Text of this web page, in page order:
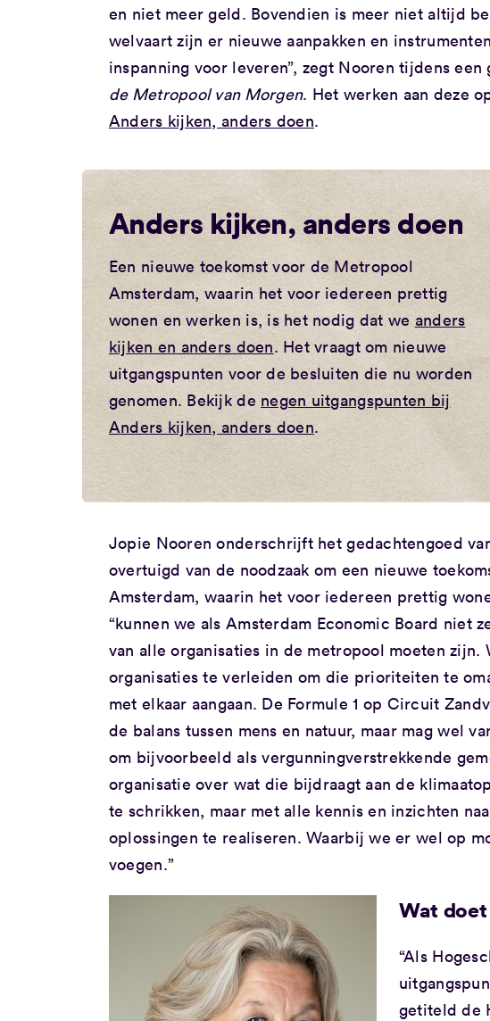
en niet meer geld. Bovendien is meer niet altijd
welvaart zijn er nieuwe aanpakken en
inspanning voor leveren”, zegt Nooren tijdens een
de Metropool van Morgen. Het werken aan deze
Anders kijken, anders doen.
Anders kijken, anders doen
Een nieuwe toekomst voor de Metropool
Amsterdam, waarin het voor iedereen prettig
wonen en werken is, is het nodig dat we anders
kijken en anders doen. Het vraagt om nieuwe
uitgangspunten voor de besluiten die nu worden
genomen. Bekijk de negen uitgangspunten bij
Anders kijken, anders doen.
Jopie Nooren onderschrijft het gedachtengoed
overtuigd van de noodzaak om een nieuwe
Amsterdam, waarin het voor iedereen prettig
“kunnen we als Amsterdam Economic Board
van alle organisaties in de metropool moeten
organisaties te verleiden om die prioriteiten te
met elkaar aangaan. De Formule 1 op Circuit
de balans tussen mens en natuur, maar mag wel
om bijvoorbeeld als vergunningverstrekkende
organisatie over wat die bijdraagt aan de
te schrikken, maar met alle kennis en inzichten
oplossingen te realiseren. Waarbij we er wel op
voegen.”
Wat
“Als
getiteld de